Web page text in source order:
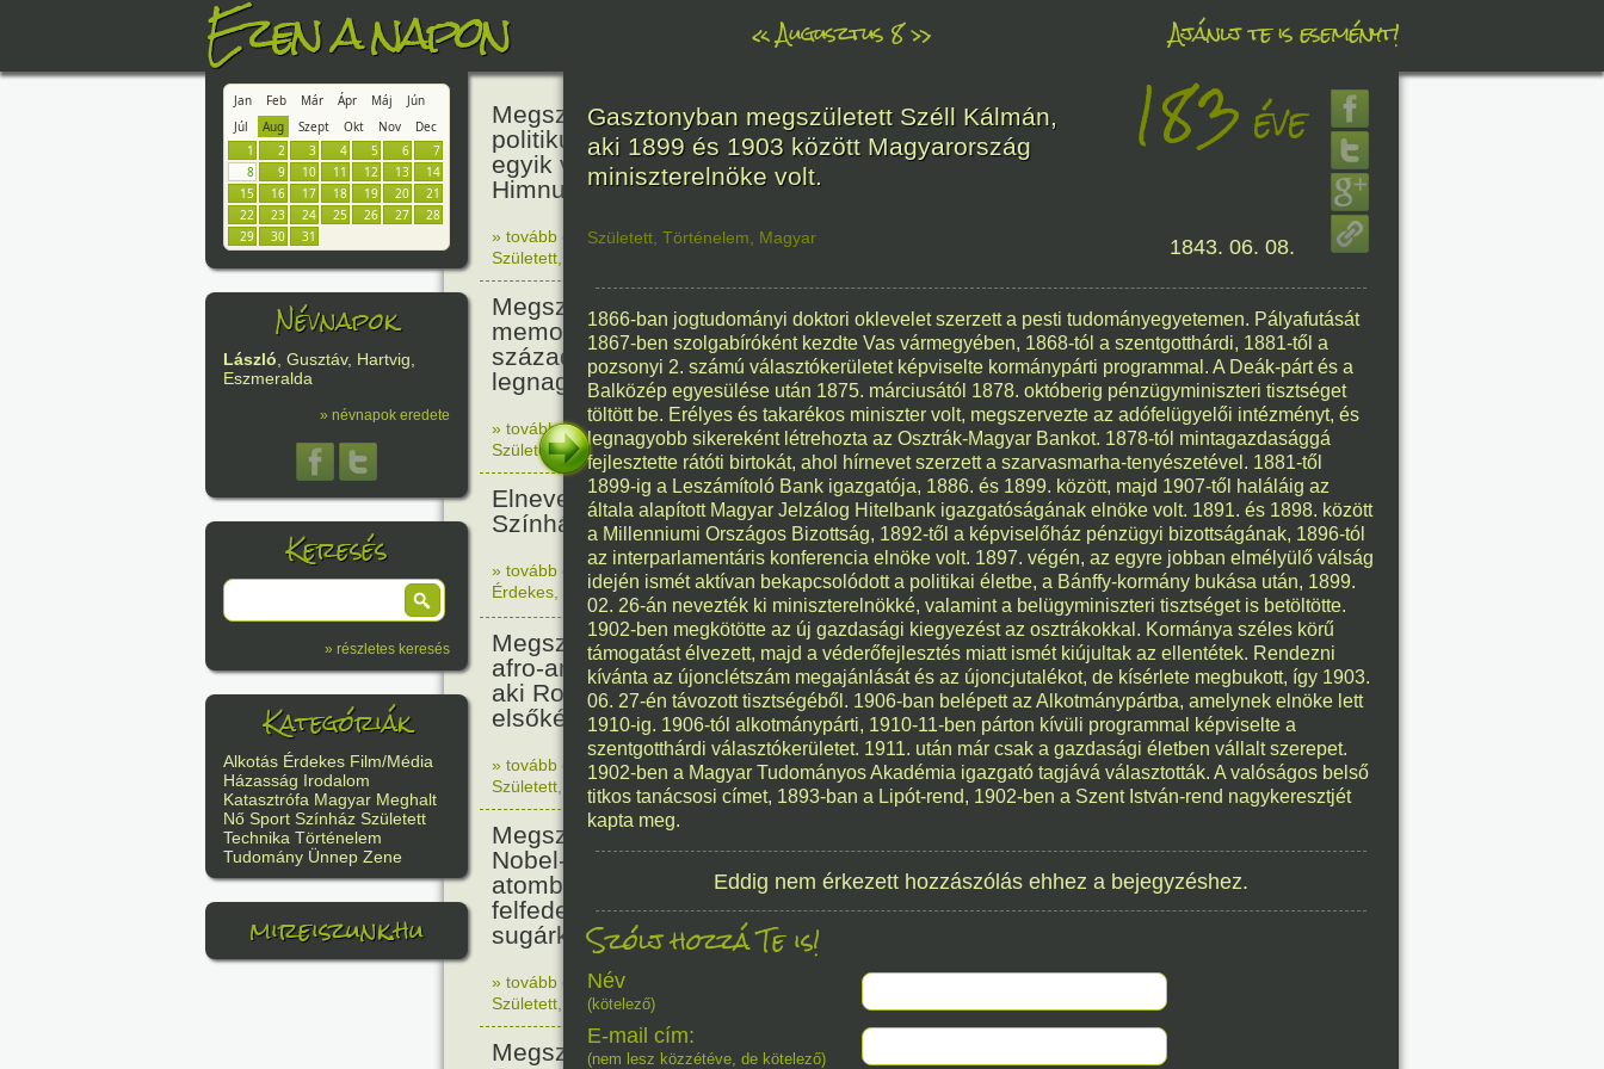
Ezen a napon «Augusztus 8» Ajánlj te is eseményt!
Jan Feb Már Ápr Máj
Jún
Júl
Aug Szept Okt Nov
Dec
1
2 3 4 5 6
7
8
9 10 11 12 13
14
15
16 17 18 19 20
21
22
23 24 25 26 27
28
29
30 31
Névnapok
László, Gusztáv, Hartvig,
Eszmeralda
» névnapok eredete
Keresés
» részletes keresés
Kategóriák
Alkotás Érdekes Film/Média
Házasság Irodalom
Katasztrófa Magyar Meghalt
Nő Sport Színház Született
Technika Történelem
Tudomány Ünnep Zene
mireiszunk.hu
Megszületett Kölcsey Ferenc költő,
politikus, akadémikus, a reformkor
egyik vezéregyénisége, a nemzeti
Himnusz költője.
236
» tovább olvasom|1 hozzászólás, szólj Te is hozzá!
Született
Megszületett Mikes Kelemen
memoáríró, műfordító, a XVIII.
századi magyar prózairodalom
legnagyobb alakja.
336éve
» tovább olvasom
1 hozzászólás, szólj Te is hozzá!
Született,Történelem,Irodalom,Magyar 1690. 08. 08.
Elnevezték a Pesti Magyar
Színházat Nemzeti Színháznak.
186éve
» tovább olvasom|Nincs hozzászólás, szólj hozzá!
Érdekes
Magyar 1840. 08. 08.
Megszületett Matthew A. Henson
afro-amerikai származású segítő,
aki Robert Peary felfedezővel
elsőként járt az Északi-sarkon.
160éve
» tovább olvasom|Nincs hozzászólás, szólj hozzá!
Született
Érdekes 1866. 08. 08.
Megszületett Ernest Lawrence,
Nobel-díjas amerikai fizikus, aki az
atombombán dolgozott, és
felfedezte a rák elleni
sugárkezelést.
125éve
» tovább olvasom
Nincs hozzászólás, szólj hozzá!
Született
Történelem, 1901. 08. 08.
Megszületett Dino De Laurentiis,
Gasztonyban megszületett Széll Kálmán,
aki 1899 és 1903 között Magyarország
miniszterelnöke volt.
183 éve
Született Történelem Magyar 1843. 06. 08.
1866-ban jogtudományi doktori oklevelet szerzett a pesti tudományegyetemen. Pályafutását
1867-ben szolgabíróként kezdte Vas vármegyében, 1868-tól a szentgotthárdi, 1881-től a
pozsonyi 2. számú választókerületet képviselte kormánypárti programmal. A Deák-párt és a
Balközép egyesülése után 1875. márciusától 1878. októberig pénzügyminiszteri tisztséget
töltött be. Erélyes és takarékos miniszter volt, megszervezte az adófelügyelői intézményt, és
legnagyobb sikereként létrehozta az Osztrák-Magyar Bankot. 1878-tól mintagazdasággá
fejlesztette rátóti birtokát, ahol hírnevet szerzett a szarvasmarha-tenyészetével. 1881-től
1899-ig a Leszámítoló Bank igazgatója, 1886. és 1899. között, majd 1907-től haláláig az
általa alapított Magyar Jelzálog Hitelbank igazgatóságának elnöke volt. 1891. és 1898. között
a Millenniumi Országos Bizottság, 1892-től a képviselőház pénzügyi bizottságának, 1896-tól
az interparlamentáris konferencia elnöke volt. 1897. végén, az egyre jobban elmélyülő válság
idején ismét aktívan bekapcsolódott a politikai életbe, a Bánffy-kormány bukása után, 1899.
02. 26-án nevezték ki miniszterelnökké, valamint a belügyminiszteri tisztséget is betöltötte.
1902-ben megkötötte az új gazdasági kiegyezést az osztrákokkal. Kormánya széles körű
támogatást élvezett, majd a véderőfejlesztés miatt ismét kiújultak az ellentétek. Rendezni
kívánta az újonclétszám megajánlását és az újoncjutalékot, de kísérlete megbukott, így 1903.
06. 27-én távozott tisztségéből. 1906-ban belépett az Alkotmánypártba, amelynek elnöke lett
1910-ig. 1906-tól alkotmánypárti, 1910-11-ben párton kívüli programmal képviselte a
szentgotthárdi választókerületet. 1911. után már csak a gazdasági életben vállalt szerepet.
1902-ben a Magyar Tudományos Akadémia igazgató tagjává választották. A valóságos belső
titkos tanácsosi címet, 1893-ban a Lipót-rend, 1902-ben a Szent István-rend nagykeresztjét
kapta meg.
Eddig nem érkezett hozzászólás ehhez a bejegyzéshez.
Szólj hozzá Te is!
Név
(kötelező)
E-mail cím:
(nem lesz közzétéve, de kötelező)